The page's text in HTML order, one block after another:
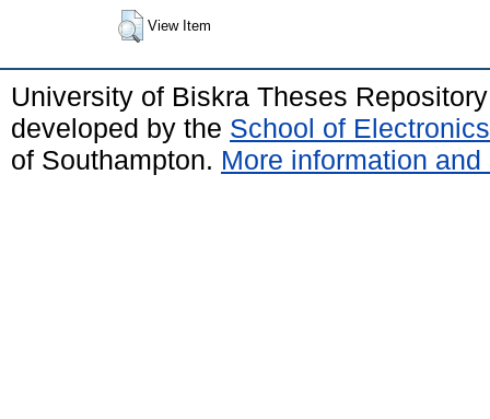
View Item
University of Biskra Theses
developed by the School of
of Southampton. More information